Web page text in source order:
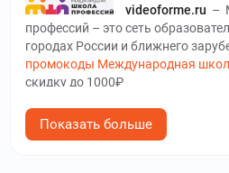
videoforme.ru –
профессий – это сеть
городах России и ближнего
промокоды Международная
скидку до 1000₽
talentsy.ru
университет современных
Показать больше